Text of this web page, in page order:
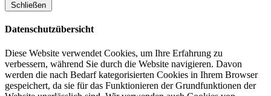
Schließen
Datenschutzübersicht
Diese Website verwendet Cookies, um Ihre Erfahrung zu
verbessern, während Sie durch die Website navigieren. Davon
werden die nach Bedarf kategorisierten Cookies in Ihrem Browser
gespeichert, da sie für das Funktionieren der Grundfunktionen der